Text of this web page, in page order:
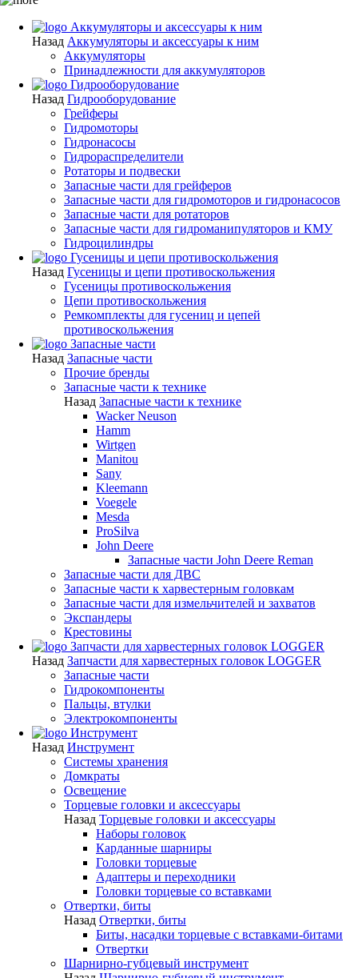
Аккумуляторы и аксессуары к ним
Назад Аккумуляторы и аксессуары к ним
Аккумуляторы
Принадлежности для аккумуляторов
Гидрооборудование
Назад Гидрооборудование
Грейферы
Гидромоторы
Гидронасосы
Гидрораспределители
Ротаторы и подвески
Запасные части для грейферов
Запасные части для гидромоторов и гидронасосов
Запасные части для ротаторов
Запасные части для гидроманипуляторов и КМУ
Гидроцилиндры
Гусеницы и цепи противоскольжения
Назад Гусеницы и цепи противоскольжения
Гусеницы противоскольжения
Цепи противоскольжения
Ремкомплекты для гусениц и цепей
противоскольжения
Запасные части
Назад Запасные части
Прочие бренды
Запасные части к технике
Назад Запасные части к технике
Wacker Neuson
Hamm
Wirtgen
Manitou
Sany
Kleemann
Voegele
Mesda
ProSilva
John Deere
Запасные части John Deere Reman
Запасные части для ДВС
Запасные части к харвестерным головкам
Запасные части для измельчителей и захватов
Экспандеры
Крестовины
Запчасти для харвестерных головок LOGGER
Назад Запчасти для харвестерных головок LOGGER
Запасные части
Гидрокомпоненты
Пальцы, втулки
Электрокомпоненты
Инструмент
Назад Инструмент
Системы хранения
Домкраты
Освещение
Торцевые головки и аксессуары
Назад Торцевые головки и аксессуары
Наборы головок
Карданные шарниры
Головки торцевые
Адаптеры и переходники
Головки торцевые со вставками
Отвертки, биты
Назад Отвертки, биты
Биты, насадки торцевые с вставками-битами
Отвертки
Шарнирно-губцевый инструмент